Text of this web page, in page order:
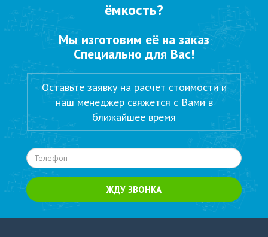
ёмкость?
Мы изготовим её на заказ
Специально для Вас!
Оставьте заявку на расчёт стоимости и
наш менеджер свяжется с Вами в
ближайшее время
ЖДУ ЗВОНКА